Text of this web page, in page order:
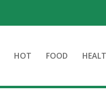
HOT FOOD